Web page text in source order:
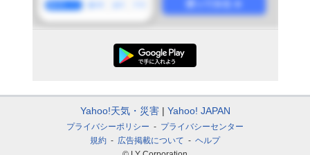
Yahoo!天気・災害 Yahoo! JAPAN
プライバシーポリシー
プライバシーセンター
規約
広告掲載について
ヘルプ